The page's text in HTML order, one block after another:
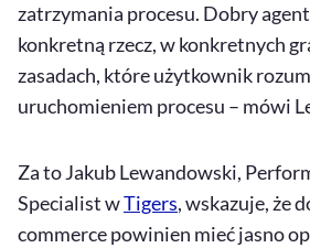
zatrzymania procesu. Dobry
konkretną rzecz, w konkretnych
zasadach, które użytkownik
uruchomieniem procesu – mówi
Za to Jakub Lewandowski,
SpecialistwTigers, wskazuje, że
commercepowinien mieć jasno